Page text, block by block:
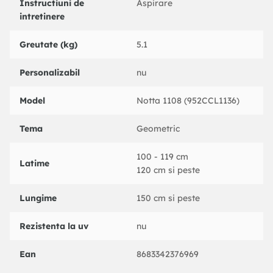
Instructiuni de
intretinere
Aspirare
Greutate (kg) 5.1
Personalizabil nu
Model Notta 1108 (952CCL1136)
Tema Geometric
Latime
100 - 119 cm
120 cm si peste
Lungime 150 cm si peste
Rezistenta la uv nu
Ean 8683342376969